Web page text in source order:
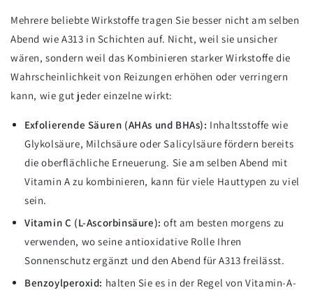
Mehrere beliebte Wirkstoffe tragen Sie besser nicht am selben
Abend wie A313 in Schichten auf. Nicht, weil sie unsicher
wären, sondern weil das Kombinieren starker Wirkstoffe die
Wahrscheinlichkeit von Reizungen erhöhen oder verringern
kann, wie gut jeder einzelne wirkt:
Exfolierende Säuren (AHAs und BHAs): Inhaltsstoffe wie
Glykolsäure, Milchsäure oder Salicylsäure fördern bereits
die oberflächliche Erneuerung. Sie am selben Abend mit
Vitamin A zu kombinieren, kann für viele Hauttypen zu viel
sein.
Vitamin C (L-Ascorbinsäure): oft am besten morgens zu
verwenden, wo seine antioxidative Rolle Ihren
Sonnenschutz ergänzt und den Abend für A313 freilässt.
Benzoylperoxid: halten Sie es in der Regel von Vitamin-A-